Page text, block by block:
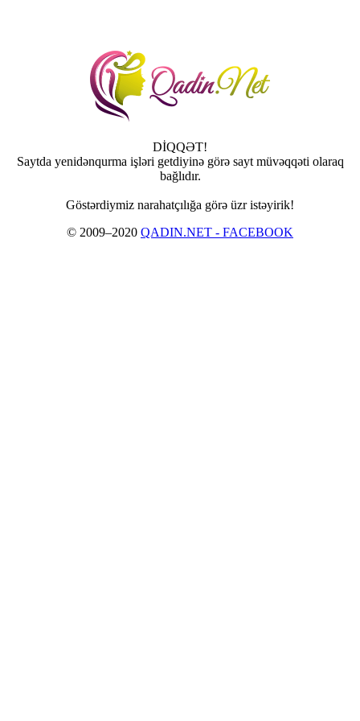
DİQQƏT!
Saytda yenidənqurma işləri getdiyinə görə sayt müvəqqəti olaraq
bağlıdır.
Göstərdiymiz narahatçılığa görə üzr istəyirik!
© 2009–2020 QADIN.NET - FACEBOOK